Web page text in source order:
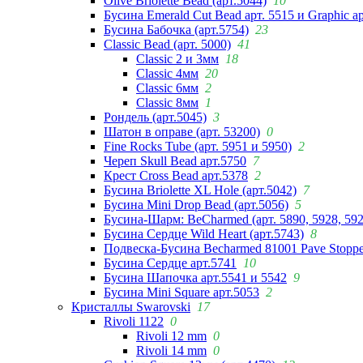
Бусина Emerald Cut Bead арт. 5515 и Graphic
Бусина Бабочка (арт.5754) 23
Classic Bead (арт. 5000) 41
Classic 2 и 3мм 18
Classic 4мм 20
Classic 6мм 2
Classic 8мм 1
Рондель (арт.5045) 3
Шатон в оправе (арт. 53200) 0
Fine Rocks Tube (арт. 5951 и 5950) 2
Череп Skull Bead арт.5750 7
Крест Cross Bead арт.5378 2
Бусина Briolette XL Hole (арт.5042) 7
Бусина Mini Drop Bead (арт.5056) 5
Бусина-Шарм: BeCharmed (арт. 5890, 5928,
Бусина Сердце Wild Heart (арт.5743) 8
Подвеска-Бусина Becharmed 81001 Pave
Бусина Сердце арт.5741
10
Бусина Шапочка арт.5541 и 5542 9
Бусина Mini Square арт.5053 2
Кристаллы Swarovski
17
Rivoli 1122 0
Rivoli 12 mm 0
Rivoli 14 mm 0